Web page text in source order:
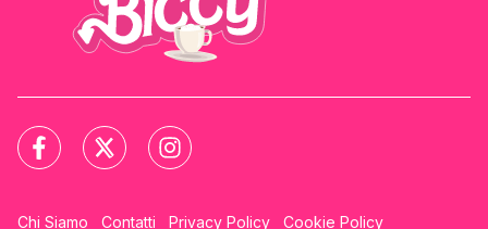
Chi Siamo Contatti Privacy Policy Cookie Policy